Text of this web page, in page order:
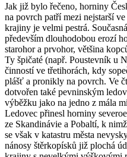
Jak již bylo řečeno, horniny
na povrch patří mezi nejstarší
krajiny je velmi pestrá.
především dlouhodobou erozí
starohor a prvohor, většina
Ty špičaté (např. Poustevník u
činností ve třetihorách, kdy
plášť a pronikly na povrch. Ve
dotvořen také pevninským
výběžku jako na jedno z mála
Ledovec přinesl horniny
ze Skandinávie a Pobaltí, k
se však v katastru města
nánosy štěrkopísků již plochá